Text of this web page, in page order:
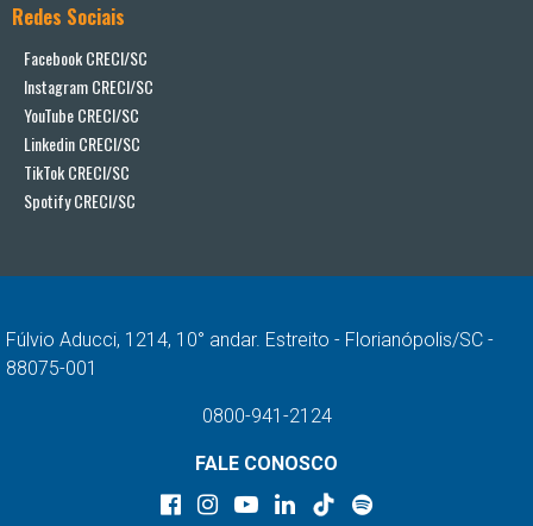
Redes Sociais
Facebook CRECI/SC
Instagram CRECI/SC
YouTube CRECI/SC
Linkedin CRECI/SC
TikTok CRECI/SC
Spotify CRECI/SC
Fúlvio Aducci, 1214, 10° andar. Estreito - Florianópolis/SC -
88075-001
0800-941-2124
FALE CONOSCO